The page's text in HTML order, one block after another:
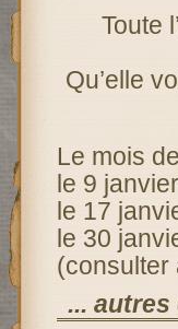
Toute
Qu’elle
Le mois
le 9
le 17
le 30
(consulter
...